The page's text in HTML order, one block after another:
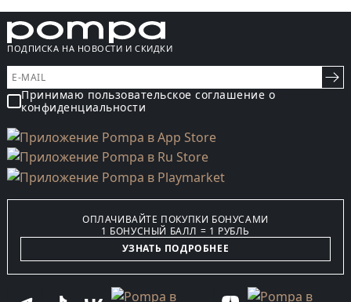
ПОДПИСКА НА НОВОСТИ И СКИДКИ
Принимаю пользовательское соглашение о
конфиденциальности
ОПЛАЧИВАЙТЕ ПОКУПКИ БОНУСАМИ
1 БОНУСНЫЙ БАЛЛ = 1 РУБЛЬ
УЗНАТЬ ПОДРОБНЕЕ